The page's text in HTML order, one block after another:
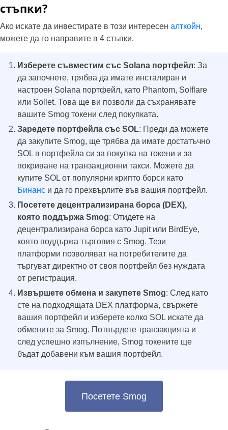
стъпки?
Ако искате да инвестирате в този интересен алткойн,
можете да го направите в 4 стъпки.
Изберете съвместим със Solana портфейл: За
да започнете, трябва да имате инсталиран и
настроен Solana портфейл, като Phantom, Solflare
или Sollet. Това ще ви позволи да съхранявате
вашите Smog токени след покупката.
Заредете портфейла със SOL: Преди да можете
да закупите Smog, ще трябва да имате достатъчно
SOL в портфейла си за покупка на токени и за
покриване на транзакционни такси. Можете да
купите SOL от популярни крипто борси като
Бинанс и да го прехвърлите във вашия портфейл.
Посетете децентрализирана борса (DEX),
която поддържа Smog: Отидете на
децентрализирана борса като Jupit или BirdEye,
която поддържа търговия с Smog. Тези
платформи позволяват на потребителите да
търгуват директно от своя портфейл без нуждата
от регистрация.
Извършете обмена и закупете Smog: След като
сте на подходящата DEX платформа, свържете
вашия портфейл и изберете колко SOL искате да
обмените за Smog. Потвърдете транзакцията и
след успешно изпълнение, Smog токените ще
бъдат добавени към вашия портфейл.
Посетете Smog